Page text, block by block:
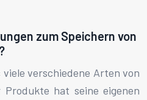
zum Speichern von
verschiedene Arten von
hat seine eigenen